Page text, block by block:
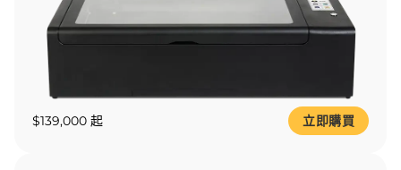
$139,000 起 立即購買